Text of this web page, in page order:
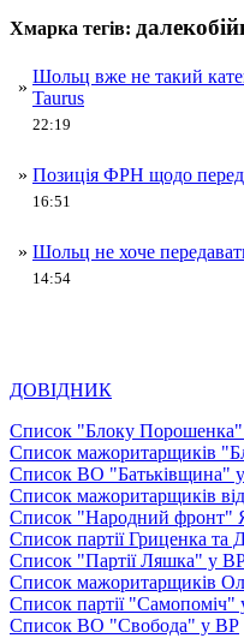
Хмарка тегів:
»
Шольц вже не такий
Taurus
22:19
» Позиція ФРН щодо
16:51
» Шольц не хоче
14:54
ДОВІДНИК
Список "Блоку
Список мажоритарщиків
Список ВО "Батьківщина"
Список мажоритарщиків
Список "Народний фронт"
Список партії Гриценка та
Список "Партії Ляшка" у
Список мажоритарщиків
Список партії "Самопоміч"
Список ВО "Свобода" у ВР